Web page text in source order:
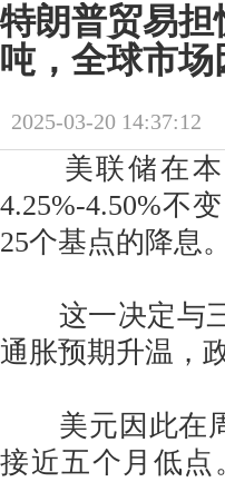
特朗普贸易
吨，全球市
2025-03-20 14:37:12
美联储在本
4.25%-4.50%不
25个基点的降息。
这一决定与三
通胀预期升温，
美元因此在周
接近五个月低